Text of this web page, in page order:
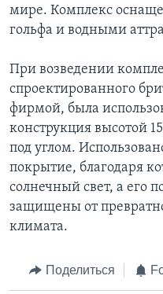
мире. Комплекс
гольфа и водными
При возведении
спроектированного
фирмой, была
конструкция высотой
под углом.
покрытие, благодаря
солнечный свет, а его
защищены от
климата.
Поделиться